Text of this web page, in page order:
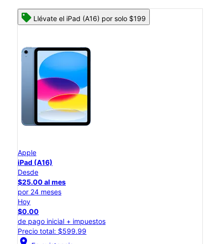
Llévate el iPad (A16) por solo $199
Apple
iPad (A16)
Desde
$25.00 al mes
por 24 meses
Hoy
$0.00
de pago inicial + impuestos
Precio total: $599.99